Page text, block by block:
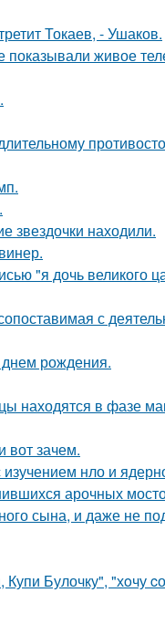
Токаев, - Ушаков.
живое
звездочки находили.
"я дочь великого
с
рождения.
находятся в фазе
вот зачем.
нло и
арочных
сына, и даже не
Булочку", "хoчу